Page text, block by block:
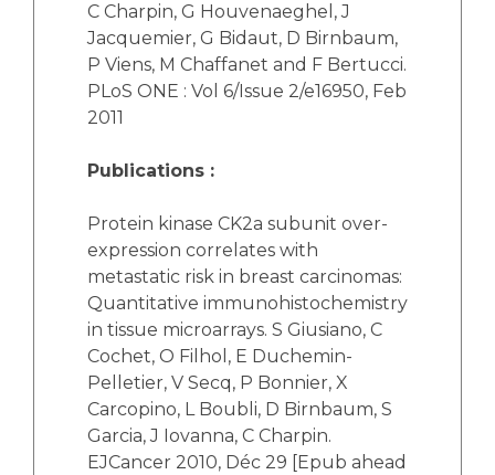
C Charpin, G Houvenaeghel, J
Jacquemier, G Bidaut, D Birnbaum,
P Viens, M Chaffanet and F Bertucci.
PLoS ONE : Vol 6/Issue 2/e16950, Feb
2011
Publications :
Protein kinase CK2a subunit over-
expression correlates with
metastatic risk in breast carcinomas:
Quantitative immunohistochemistry
in tissue microarrays. S Giusiano, C
Cochet, O Filhol, E Duchemin-
Pelletier, V Secq, P Bonnier, X
Carcopino, L Boubli, D Birnbaum, S
Garcia, J Iovanna, C Charpin.
EJCancer 2010, Déc 29 [Epub ahead